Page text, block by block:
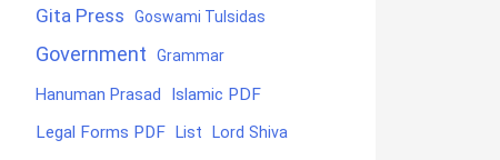
Gita Press Goswami Tulsidas
Government Grammar
Hanuman Prasad
Islamic PDF
Legal Forms PDF List Lord Shiva